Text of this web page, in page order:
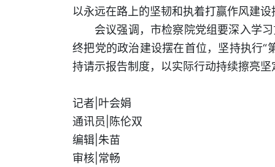
以永远在路上的坚韧和执着打赢作风建设
会议强调，市检察院党组要深入学
终把党的政治建设摆在首位，坚持执行“
持请示报告制度，以实际行动持续擦亮
记者|叶会娟
通讯员|陈伦双
编辑|朱苗
审核|常畅